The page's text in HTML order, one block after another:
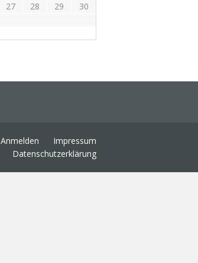
27 28 29
30
Anmelden
Impressum
Datenschutzerklärung